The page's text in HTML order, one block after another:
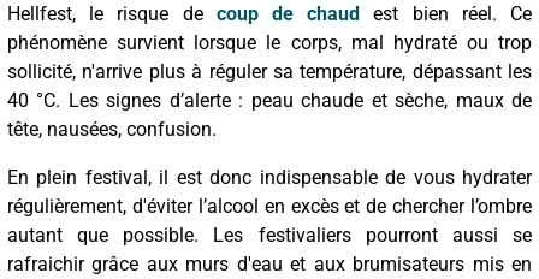
Hellfest, le risque de coup de chaud est bien réel. Ce
phénomène survient lorsque le corps, mal hydraté ou trop
sollicité, n'arrive plus à réguler sa température, dépassant les
40 °C. Les signes d’alerte : peau chaude et sèche, maux de
tête, nausées, confusion.
En plein festival, il est donc indispensable de vous hydrater
régulièrement, d'éviter l’alcool en excès et de chercher l’ombre
autant que possible. Les festivaliers pourront aussi se
rafraichir grâce aux murs d'eau et aux brumisateurs mis en